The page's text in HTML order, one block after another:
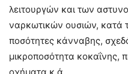
λειτουργών και των
ναρκωτικών ουσιών, κατά
ποσότητες κάνναβης,
μικροποσότητα κοκαΐνης,
οχήματα κ.ά.